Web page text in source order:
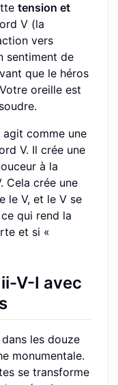
tension et
V (la
vers
sentiment de
que le héros
oreille est
comme une
V. Il crée une
à la
Cela crée une
le V, et le V se
qui rend la
et si «
V-I avec
les douze
monumentale.
se transforme